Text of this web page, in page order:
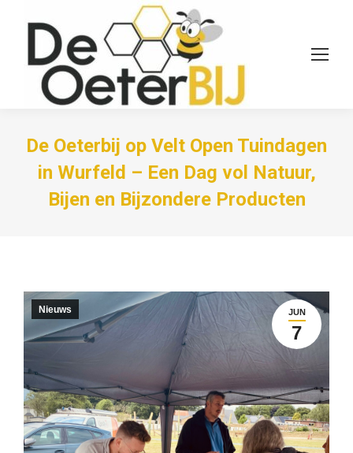
De Oeterbij op Velt Open Tuindagen
in Wurfeld – Een Dag vol Natuur,
Bijen en Bijzondere Producten
JUN
7
Nieuws